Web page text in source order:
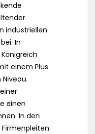
industriellen
In
einem Plus
einen
In den